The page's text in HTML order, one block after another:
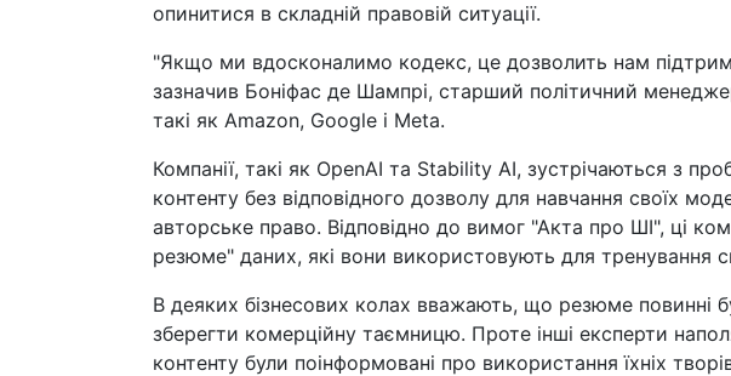
опинитися в складній правовій ситуації.
"Якщо ми вдосконалимо кодекс, це дозволить нам
зазначив Боніфас де Шампрі, старший політичний
такі як Amazon, Google і Meta.
Компанії, такі як OpenAI та Stability AI, зустрічаються з
контенту без відповідного дозволу для навчання своїх
авторське право. Відповідно до вимог "Акта про ШІ", ці
резюме" даних, які вони використовують для тренування
В деяких бізнесових колах вважають, що резюме
зберегти комерційну таємницю. Проте інші експерти
контенту були поінформовані про використання їхніх